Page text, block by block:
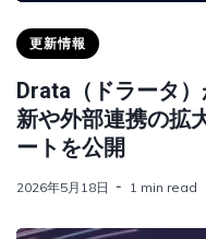
更新情報
Drata（ドラータ
新や外部連携の拡
ートを公開
2026年5月18日 1 min read